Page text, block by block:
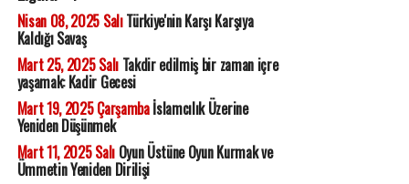
Nisan 08, 2025 SalıTürkiye'nin Karşı Karşıya
Kaldığı Savaş
Mart 25, 2025 SalıTakdir edilmiş bir zaman içre
yaşamak: Kadir Gecesi
Mart 19, 2025 Çarşambaİslamcılık Üzerine
Yeniden Düşünmek
Mart 11, 2025 SalıOyun Üstüne Oyun Kurmak ve
Ümmetin Yeniden Dirilişi